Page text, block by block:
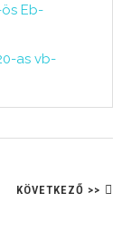
Eb-
as vb-
KÖVETKEZŐ >>